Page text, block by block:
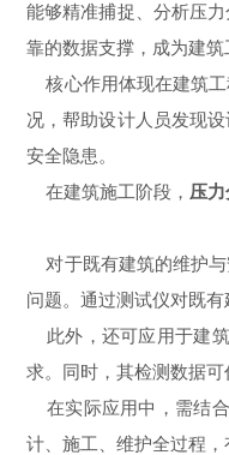
能够精准捕捉、分析压
靠的数据支撑，成为建筑
核心作用体现在建筑工
况，帮助设计人员发现
安全隐患。
在建筑施工阶段， 压
对于既有建筑的维护与
问题。通过测试仪对既
此外，还可应用于建筑
求。同时，其检测数据
在实际应用中，需结
计、施工、维护全过程